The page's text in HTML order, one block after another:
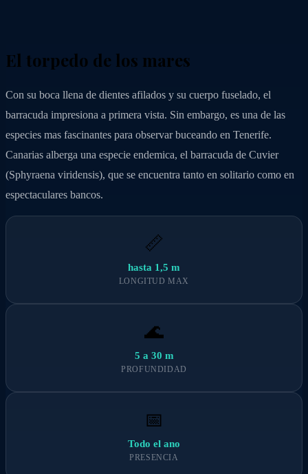
El torpedo de los mares
Con su boca llena de dientes afilados y su cuerpo fuselado, el
barracuda impresiona a primera vista. Sin embargo, es una de las
especies mas fascinantes para observar buceando en Tenerife.
Canarias alberga una especie endemica, el barracuda de Cuvier
(Sphyraena viridensis), que se encuentra tanto en solitario como en
espectaculares bancos.
📏
hasta 1,5 m
LONGITUD MAX
🌊
5 a 30 m
PROFUNDIDAD
📅
Todo el ano
PRESENCIA